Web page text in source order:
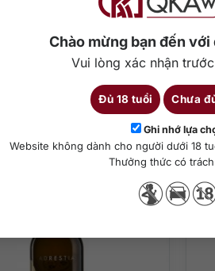
Chào mừng bạn đến
Vui lòng xác nhận
Đủ 18 tuổi Chưa
Ghi nhớ lựa
Website không dành cho người dưới 18
Thưởng thức có
Chi tiết
Sản phẩm